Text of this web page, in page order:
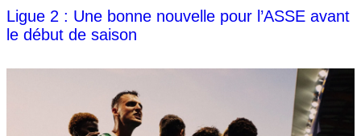
Ligue 2 : Une bonne nouvelle pour l’ASSE avant
le début de saison